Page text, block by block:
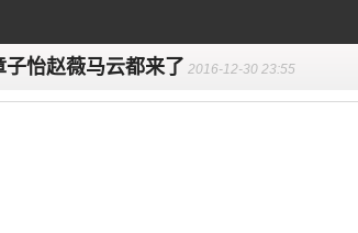
怡赵薇马云都来了 2016-12-30 23:55